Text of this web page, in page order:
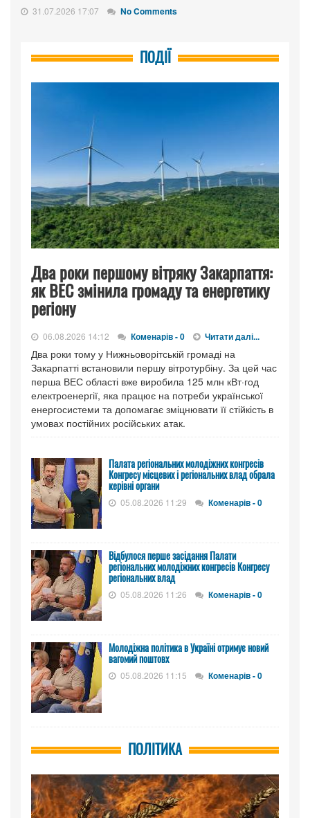
31.07.2026 17:07 No Comments
ПОДІЇ
Два роки першому вітряку Закарпаття:
як ВЕС змінила громаду та енергетику
регіону
06.08.2026 14:12 Коменарів - 0 Читати далі...
Два роки тому у Нижньоворітській громаді на
Закарпатті встановили першу вітротурбіну. За цей час
перша ВЕС області вже виробила 125 млн кВт·год
електроенергії, яка працює на потреби української
енергосистеми та допомагає зміцнювати її стійкість в
умовах постійних російських атак.
Палата регіональних молодіжних конгресів
Конгресу місцевих і регіональних влад обрала
керівні органи
05.08.2026 11:29 Коменарів - 0
Відбулося перше засідання Палати
регіональних молодіжних конгресів Конгресу
регіональних влад
05.08.2026 11:26 Коменарів - 0
Молодіжна політика в Україні отримує новий
вагомий поштовх
05.08.2026 11:15 Коменарів - 0
ПОЛІТИКА